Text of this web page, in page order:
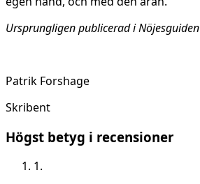
Ursprungligen publicerad i Nöjesguiden
Patrik Forshage
Skribent
Högst betyg i recensioner
1.